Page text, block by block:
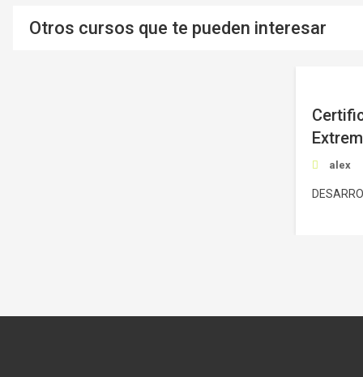
Otros cursos que te pueden interesar
alex